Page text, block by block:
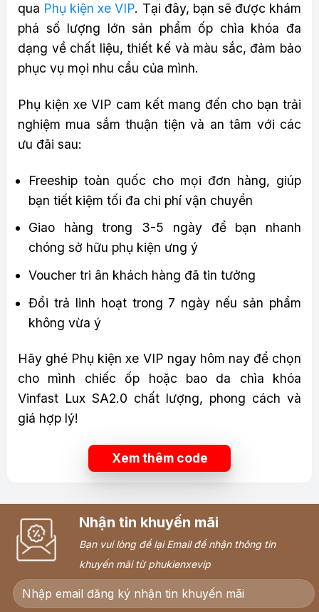
qua Phụ kiện xe VIP. Tại đây, bạn sẽ được khám
phá số lượng lớn sản phẩm ốp chìa khóa đa
dạng về chất liệu, thiết kế và màu sắc, đảm bảo
phục vụ mọi nhu cầu của mình.
Phụ kiện xe VIP cam kết mang đến cho bạn trải
nghiệm mua sắm thuận tiện và an tâm với các
ưu đãi sau:
Freeship toàn quốc cho mọi đơn hàng, giúp
bạn tiết kiệm tối đa chi phí vận chuyển
Giao hàng trong 3-5 ngày để bạn nhanh
chóng sở hữu phụ kiện ưng ý
Voucher tri ân khách hàng đã tin tưởng
Đổi trả linh hoạt trong 7 ngày nếu sản phẩm
không vừa ý
Hãy ghé Phụ kiện xe VIP ngay hôm nay để chọn
cho mình chiếc ốp hoặc bao da chìa khóa
Vinfast Lux SA2.0 chất lượng, phong cách và
giá hợp lý!
Xem thêm code
Nhận tin khuyến mãi
Bạn vui lòng để lại Email để nhận thông tin
khuyến mãi từ phukienxevip